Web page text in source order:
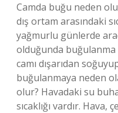
Camda buğu neden
dış ortam arasındaki
yağmurlu günlerde
olduğunda buğulanma
camı dışarıdan
buğulanmaya neden
olur? Havadaki su
sıcaklığı vardır.